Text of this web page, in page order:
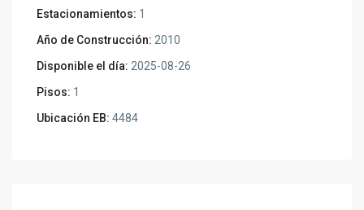
Estacionamientos: 1
Año de Construcción: 2010
Disponible el día: 2025-08-26
Pisos: 1
Ubicación EB: 4484